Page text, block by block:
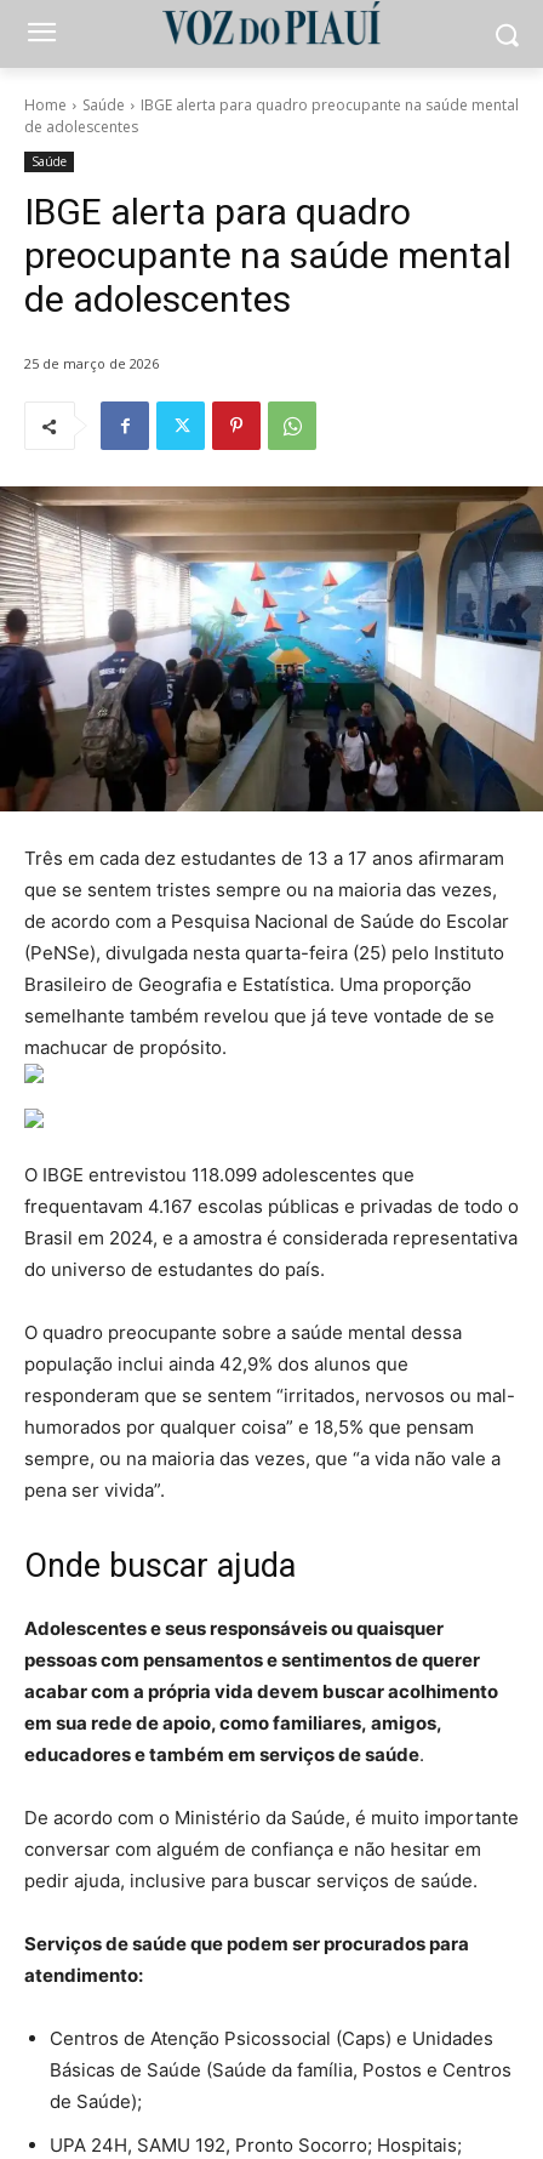
Home Saúde
IBGE alerta para quadro preocupante na saúde mental
de adolescentes
Saúde
IBGE alerta para quadro
preocupante na saúde mental
de adolescentes
25 de março de 2026
Três em cada dez estudantes de 13 a 17 anos afirmaram
que se sentem tristes sempre ou na maioria das vezes,
de acordo com a Pesquisa Nacional de Saúde do Escolar
(PeNSe), divulgada nesta quarta-feira (25) pelo Instituto
Brasileiro de Geografia e Estatística. Uma proporção
semelhante também revelou que já teve vontade de se
machucar de propósito.
O IBGE entrevistou 118.099 adolescentes que
frequentavam 4.167 escolas públicas e privadas de todo o
Brasil em 2024, e a amostra é considerada representativa
do universo de estudantes do país.
O quadro preocupante sobre a saúde mental dessa
população inclui ainda 42,9% dos alunos que
responderam que se sentem “irritados, nervosos ou mal-
humorados por qualquer coisa” e 18,5% que pensam
sempre, ou na maioria das vezes, que “a vida não vale a
pena ser vivida”.
Onde buscar ajuda
Adolescentes e seus responsáveis ou quaisquer
pessoas com pensamentos e sentimentos de querer
acabar com a própria vida devem buscar acolhimento
em sua rede de apoio, como familiares, amigos,
educadores e também em serviços de saúde.
De acordo com o Ministério da Saúde, é muito importante
conversar com alguém de confiança e não hesitar em
pedir ajuda, inclusive para buscar serviços de saúde.
Serviços de saúde que podem ser procurados para
atendimento:
Centros de Atenção Psicossocial (Caps) e Unidades
Básicas de Saúde (Saúde da família, Postos e Centros
de Saúde);
UPA 24H, SAMU 192, Pronto Socorro; Hospitais;